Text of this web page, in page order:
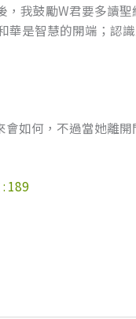
，我鼓勵W君要多讀聖
華是智慧的開端；認
會如何，不過當她離
189